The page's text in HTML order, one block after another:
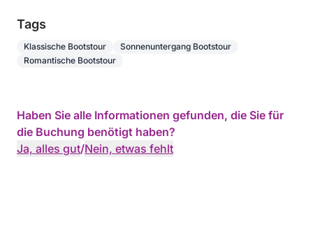
Tags
Klassische Bootstour
Sonnenuntergang Bootstour
Romantische Bootstour
Haben Sie alle Informationen gefunden, die Sie für
die Buchung benötigt haben?
Ja, alles gut/Nein, etwas fehlt